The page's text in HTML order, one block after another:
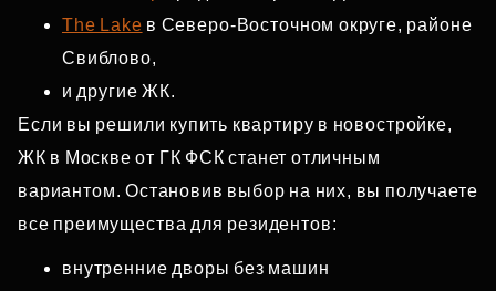
The Lake в Северо‑Восточном округе, районе
Свиблово,
и другие ЖК.
Если вы решили купить квартиру в новостройке,
ЖК в Москве от ГК ФСК станет отличным
вариантом. Остановив выбор на них, вы получаете
все преимущества для резидентов:
внутренние дворы без машин